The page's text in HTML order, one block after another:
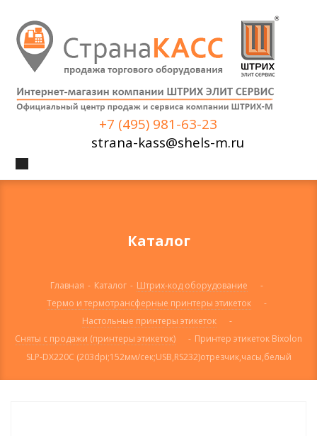
+7 (495) 981-63-23
strana-kass@shels-m.ru
Каталог
Главная - Каталог - Штрих-код оборудование
-
Термо и термотрансферные принтеры этикеток
-
Настольные принтеры этикеток
-
Сняты с продажи (принтеры этикеток)
- Принтер этикеток Bixolon
SLP-DX220C (203dpi;152мм/сек;USB,RS232)отрезчик,часы,белый